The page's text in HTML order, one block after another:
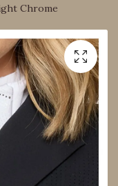
Chrome